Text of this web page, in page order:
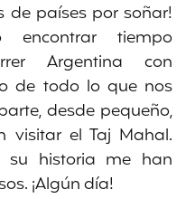
de países por soñar!
encontrar tiempo
Argentina con
de todo lo que nos
desde pequeño,
visitar el Taj Mahal.
su historia me han
¡Algún día!